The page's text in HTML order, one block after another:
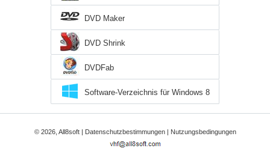
DVD Maker
DVD Shrink
DVDFab
Software-Verzeichnis für Windows 8
© 2026, All8soft | Datenschutzbestimmungen| Nutzungsbedingungen